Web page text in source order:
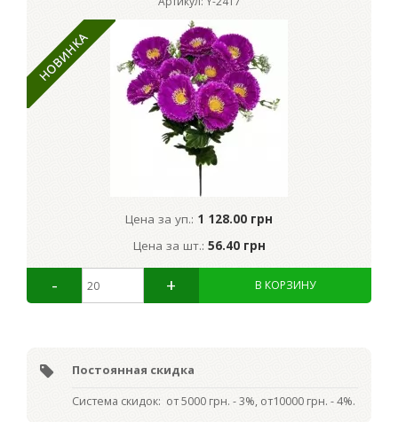
Цена за уп.: 1 128.00 грн
Цена за шт.: 56.40 грн
Постоянная скидка
Система скидок: от 5000 грн. - 3%, от10000 грн. - 4%.